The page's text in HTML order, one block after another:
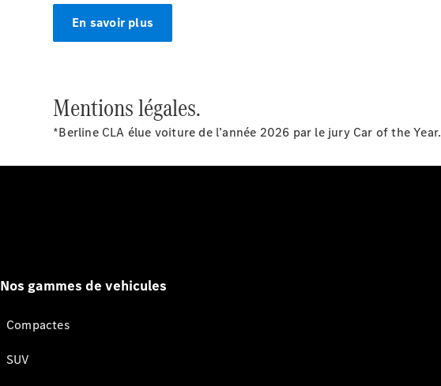
En savoir plus
Mentions légales.
*Berline CLA élue voiture de l’année 2026 par le jury Car of the Year.
Nos gammes de vehicules
Compactes
SUV